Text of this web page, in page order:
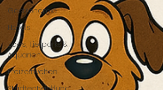
Gastronomie
Hotels
Zoos, Tierparks &
Aquarien
Freizeitwelten